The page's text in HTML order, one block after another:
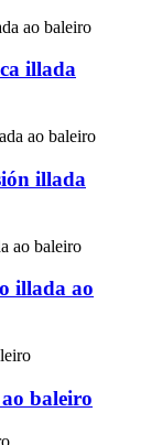
illada
illada
illada ao
baleiro